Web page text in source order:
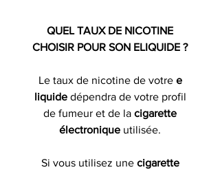
QUEL TAUX DE NICOTINE
CHOISIR POUR SON ELIQUIDE ?
Le taux de nicotine de votree
liquide dépendra de votre profil
de fumeur et de la cigarette
électronique utilisée.
Si vous utilisez une cigarette